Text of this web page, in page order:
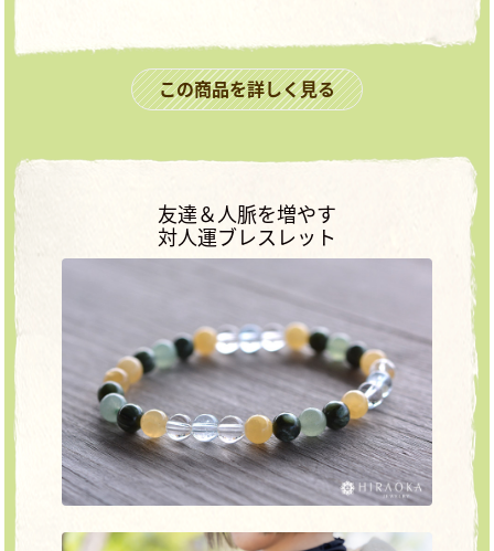
この商品を詳しく見る
友達＆人脈を増やす
対人運ブレスレット